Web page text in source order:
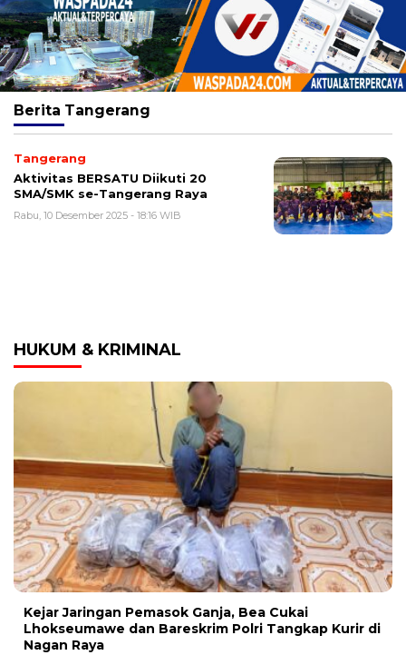
Berita Tangerang
Tangerang
Aktivitas BERSATU Diikuti 20
SMA/SMK se-Tangerang Raya
Rabu, 10 Desember 2025 - 18:16 WIB
HUKUM & KRIMINAL
Kejar Jaringan Pemasok Ganja, Bea Cukai
Lhokseumawe dan Bareskrim Polri Tangkap Kurir di
Nagan Raya